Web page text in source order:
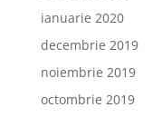
ianuarie 2020
decembrie 2019
noiembrie 2019
octombrie 2019